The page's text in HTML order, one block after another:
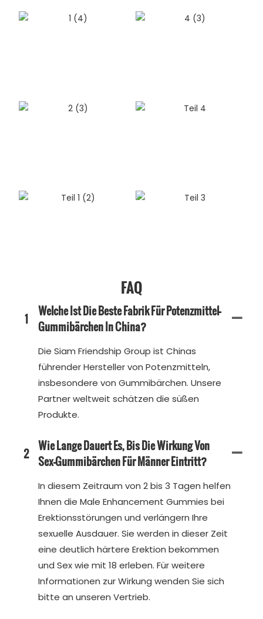
FAQ
1
Welche Ist Die Beste Fabrik Für Potenzmittel-
Gummibärchen In China?
Die Siam Friendship Group ist Chinas
führender Hersteller von Potenzmitteln,
insbesondere von Gummibärchen. Unsere
Partner weltweit schätzen die süßen
Produkte.
2 Wie Lange Dauert Es, Bis Die Wirkung Von
Sex-Gummibärchen Für Männer Eintritt?
In diesem Zeitraum von 2 bis 3 Tagen helfen
Ihnen die Male Enhancement Gummies bei
Erektionsstörungen und verlängern Ihre
sexuelle Ausdauer. Sie werden in dieser Zeit
eine deutlich härtere Erektion bekommen
und Sex wie mit 18 erleben. Für weitere
Informationen zur Wirkung wenden Sie sich
bitte an unseren Vertrieb.